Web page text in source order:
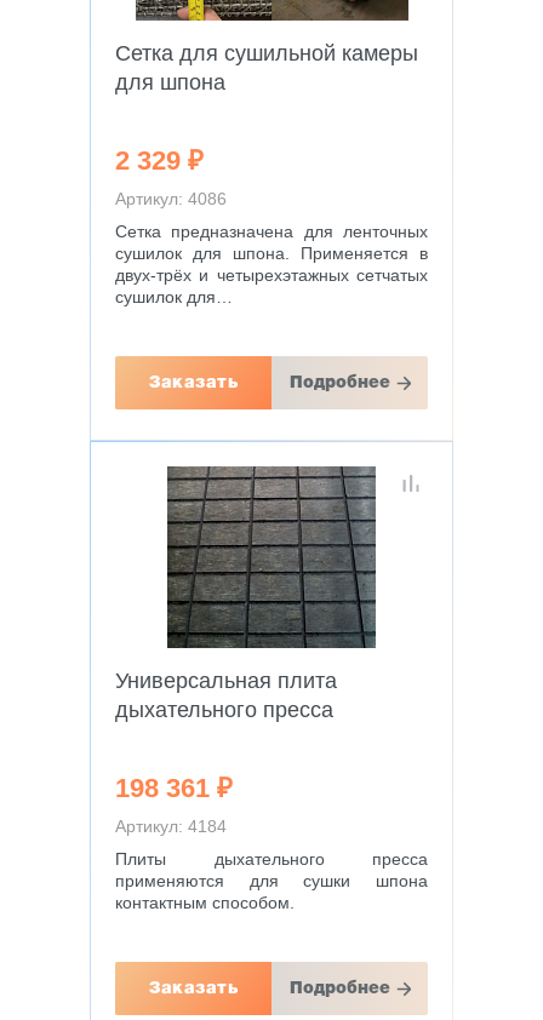
Сетка для сушильной камеры
для шпона
2 329 ₽
Артикул: 4086
Сетка предназначена для ленточных
сушилок для шпона. Применяется в
двух-трёх и четырехэтажных сетчатых
сушилок для…
Заказать Подробнее
Универсальная плита
дыхательного пресса
198 361 ₽
Артикул: 4184
Плиты дыхательного пресса
применяются для сушки шпона
контактным способом.
Заказать Подробнее